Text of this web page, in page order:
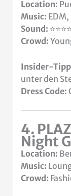
Location:
Music:
Sound:
Crowd:
Insider-
unter den
Dress Code:
4.
Night
Location:
Music:
Crowd: